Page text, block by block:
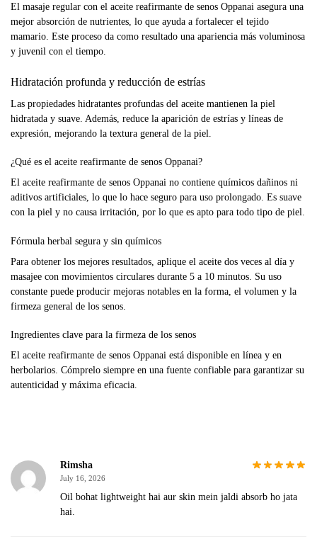
El masaje regular con el aceite reafirmante de senos Oppanai asegura una
mejor absorción de nutrientes, lo que ayuda a fortalecer el tejido
mamario. Este proceso da como resultado una apariencia más voluminosa
y juvenil con el tiempo.
Hidratación profunda y reducción de estrías
Las propiedades hidratantes profundas del aceite mantienen la piel
hidratada y suave. Además, reduce la aparición de estrías y líneas de
expresión, mejorando la textura general de la piel.
¿Qué es el aceite reafirmante de senos Oppanai?
El aceite reafirmante de senos Oppanai no contiene químicos dañinos ni
aditivos artificiales, lo que lo hace seguro para uso prolongado. Es suave
con la piel y no causa irritación, por lo que es apto para todo tipo de piel.
Fórmula herbal segura y sin químicos
Para obtener los mejores resultados, aplique el aceite dos veces al día y
masajee con movimientos circulares durante 5 a 10 minutos. Su uso
constante puede producir mejoras notables en la forma, el volumen y la
firmeza general de los senos.
Ingredientes clave para la firmeza de los senos
El aceite reafirmante de senos Oppanai está disponible en línea y en
herbolarios. Cómprelo siempre en una fuente confiable para garantizar su
autenticidad y máxima eficacia.
Rimsha
July 16, 2026
Oil bohat lightweight hai aur skin mein jaldi absorb ho jata
hai.